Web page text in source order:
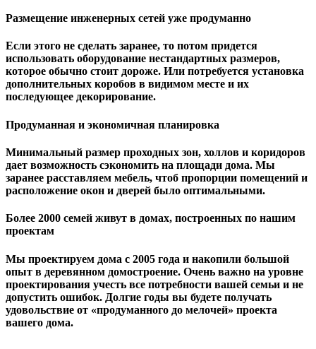
Размещение инженерных сетей уже продуманно
Если этого не сделать заранее, то потом придется
использовать оборудование нестандартных размеров,
которое обычно стоит дороже. Или потребуется установка
дополнительных коробов в видимом месте и их
последующее декорирование.
Продуманная и экономичная планировка
Минимальный размер проходных зон, холлов и коридоров
дает возможность сэкономить на площади дома. Мы
заранее расставляем мебель, чтоб пропорции помещений и
расположение окон и дверей было оптимальными.
Более 2000 семей живут в домах, построенных по нашим
проектам
Мы проектируем дома с 2005 года и накопили большой
опыт в деревянном домостроение. Очень важно на уровне
проектирования учесть все потребности вашей семьи и не
допустить ошибок. Долгие годы вы будете получать
удовольствие от «продуманного до мелочей» проекта
вашего дома.